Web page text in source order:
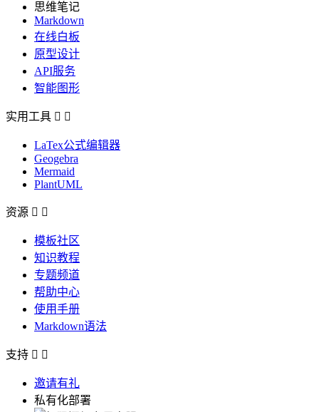
思维笔记
Markdown
在线白板
原型设计
API服务
智能图形
实用工具  
LaTex公式编辑器
Geogebra
Mermaid
PlantUML
资源  
模板社区
知识教程
专题频道
帮助中心
使用手册
Markdown语法
支持  
邀请有礼
私有化部署